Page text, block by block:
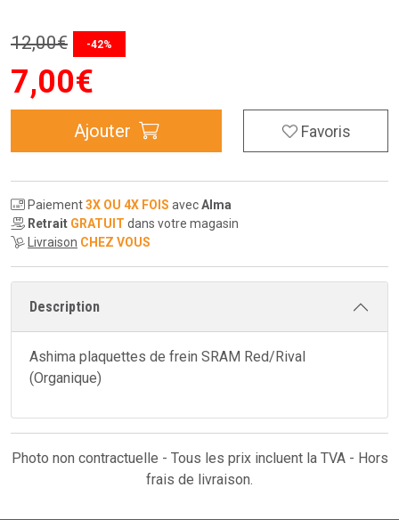
12,00€ -42%
7,00€
Ajouter Favoris
Paiement3X OU 4X FOIS avecAlma
Retrait GRATUIT dans votre magasin
Livraison CHEZ VOUS
Description
Ashima plaquettes de frein SRAM Red/Rival
(Organique)
Photo non contractuelle - Tous les prix incluent la TVA - Hors
frais de livraison.